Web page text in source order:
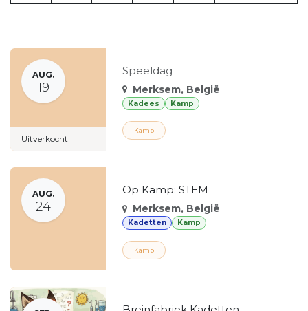
AUG.
19
Uitverkocht
Speeldag
Merksem, België
Kadees Kamp
Kamp
AUG.
24
Op Kamp: STEM
Merksem, België
Kadetten Kamp
Kamp